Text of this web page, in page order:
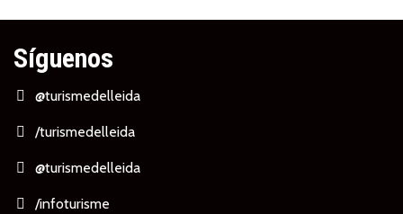
Síguenos
@turismedelleida
/turismedelleida
@turismedelleida
/infoturisme